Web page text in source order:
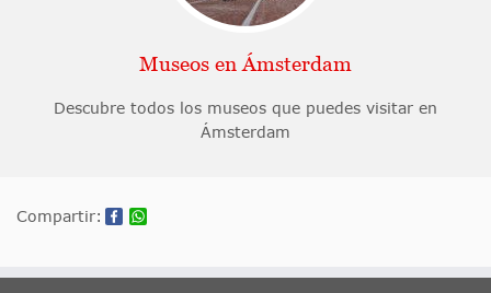
Museos en Ámsterdam
Descubre todos los museos que puedes visitar en
Ámsterdam
Compartir: